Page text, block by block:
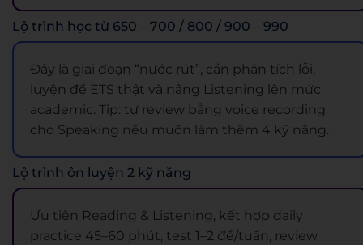
Lộ trình học từ 650 – 700 / 800 / 900 – 990
Đây là giai đoạn “nước rút”, cần phân tích lỗi,
luyện đề ETS thật và nâng Listening lên mức
academic. Tip: tự review bằng voice recording
cho Speaking nếu muốn làm thêm 4 kỹ năng.
Lộ trình ôn luyện 2 kỹ năng
Ưu tiên Reading & Listening, kết hợp daily
practice 45–60 phút, test 1–2 đề/tuần, review